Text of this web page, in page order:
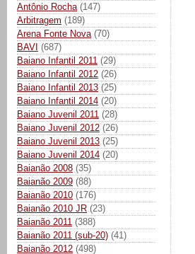
Antônio Rocha (147)
Arbitragem (189)
Arena Fonte Nova (70)
BAVI (687)
Baiano Infantil 2011 (29)
Baiano Infantil 2012 (26)
Baiano Infantil 2013 (25)
Baiano Infantil 2014 (20)
Baiano Juvenil 2011 (28)
Baiano Juvenil 2012 (26)
Baiano Juvenil 2013 (25)
Baiano Juvenil 2014 (20)
Baianão 2008 (35)
Baianão 2009 (88)
Baianão 2010 (176)
Baianão 2010 JR (23)
Baianão 2011 (388)
Baianão 2011 (sub-20) (41)
Baianão 2012 (498)